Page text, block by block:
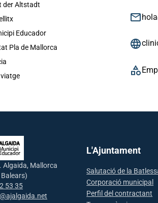
der Altstadt
Educador
Pla de Mallorca
email
language
category
Algaida, Mallorca
53 35
L'Ajuntament
Salutació de la
Corporació municipal
Perfil del contractant